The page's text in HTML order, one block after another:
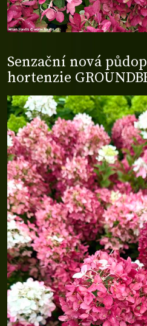
Senzační nová
hortenzie